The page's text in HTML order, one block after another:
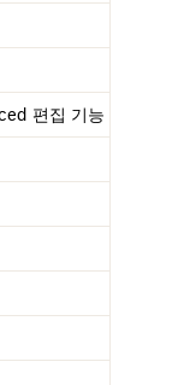
편집 기능